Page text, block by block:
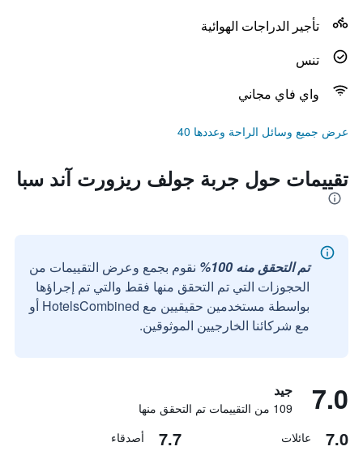
تأجير الدراجات الهوائية
تنس
واي فاي مجاني
عرض جميع وسائل الراحة وعددها 40
تقييمات حول جربة جولف ريزورت آند سبا
تم التحقق منه 100%
نقوم بجمع وعرض التقييمات من
الحجوزات التي تم التحقق منها فقط والتي تم إجراؤها
بواسطة مستخدمين حقيقيين مع HotelsCombined أو
مع شركائنا الخارجيين الموثوقين.
7.0 جيد
109 من التقييمات تم التحقق منها
7.0 عائلات 7.7 أصدقاء